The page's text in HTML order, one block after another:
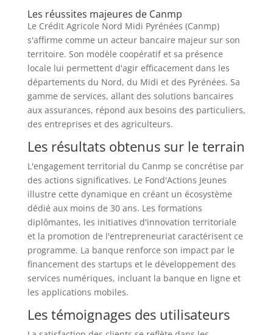
Les réussites majeures de Canmp
Le Crédit Agricole Nord Midi Pyrénées (Canmp)
s'affirme comme un acteur bancaire majeur sur son
territoire. Son modèle coopératif et sa présence
locale lui permettent d'agir efficacement dans les
départements du Nord, du Midi et des Pyrénées. Sa
gamme de services, allant des solutions bancaires
aux assurances, répond aux besoins des particuliers,
des entreprises et des agriculteurs.
Les résultats obtenus sur le terrain
L'engagement territorial du Canmp se concrétise par
des actions significatives. Le Fond'Actions Jeunes
illustre cette dynamique en créant un écosystème
dédié aux moins de 30 ans. Les formations
diplômantes, les initiatives d'innovation territoriale
et la promotion de l'entrepreneuriat caractérisent ce
programme. La banque renforce son impact par le
financement des startups et le développement des
services numériques, incluant la banque en ligne et
les applications mobiles.
Les témoignages des utilisateurs